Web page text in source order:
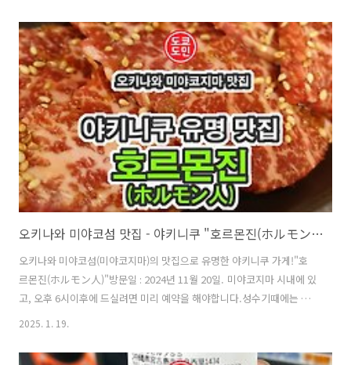
Hirara, Miyakojima, Okinawa 906-0013영업시간 :10:30 ~ 15:00정휴
일 : 매주 화요일, 토요일 런치 영업만 하고 저녁에는 영업 안합니다. 외관
미야코지마(미야코섬)은 자동차가 없으면 이동이 불편하기 때문에 다들
자동차로 이용하십니다.그래서인지 시내에서 조금 떨어져 있는데도 식
사시간대에는 가게 앞 주차장에도 만차네요."멘야 사마 타..
오키나와 미야코섬 맛집 - 야키니쿠 "호르몬진(ホルモン人)"
오키나와 미야코섬(미야코지마)의 맛집으로 유명한 야키니쿠 가게!"호
르몬진(ホルモン人)"방문일 : 2024년 11월 20일. 미야코지마 시내에 있
고, 오후 6시이후에 드실려면 미리 예약을 해야합니다.성수기때에는 한
달전에 연락해서 예약을 해야합니다.예약이 안된다면 오픈시간인 오후 5
를 비워줘야 하니 참고 바랍니다.그리고 가게 들어가면 " 오토오시(お通
2025. 1. 19.